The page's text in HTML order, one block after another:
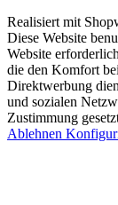
Realisiert mit
Diese Website
Website
die den Komfort
Direktwerbung
und sozialen
Zustimmung
Ablehnen